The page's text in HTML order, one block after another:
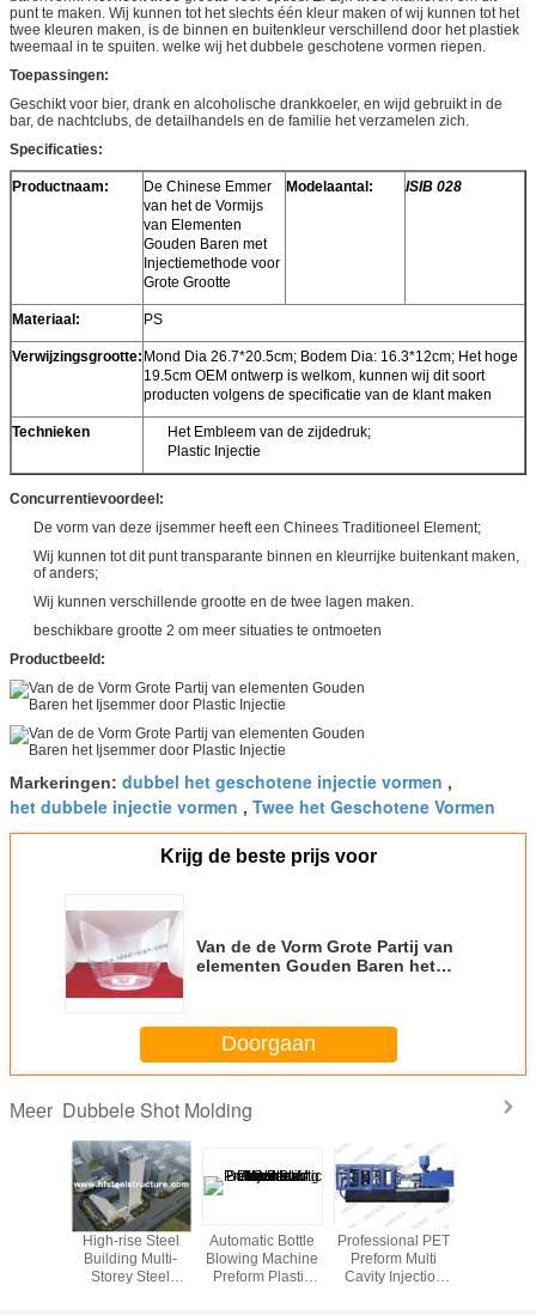
punt te maken. Wij kunnen tot het slechts één kleur maken of wij kunnen tot het
twee kleuren maken, is de binnen en buitenkleur verschillend door het plastiek
tweemaal in te spuiten. welke wij het dubbele geschotene vormen riepen.
Toepassingen:
Geschikt voor bier, drank en alcoholische drankkoeler, en wijd gebruikt in de
bar, de nachtclubs, de detailhandels en de familie het verzamelen zich.
Specificaties:
Productnaam:
De Chinese Emmer
van het de Vormijs
van Elementen
Gouden Baren met
Injectiemethode voor
Grote Grootte
Modelaantal: ISIB 028
Materiaal: PS
Verwijzingsgrootte: Mond Dia 26.7*20.5cm; Bodem Dia: 16.3*12cm; Het hoge
19.5cm OEM ontwerp is welkom, kunnen wij dit soort
producten volgens de specificatie van de klant maken
Technieken
Het Embleem van de zijdedruk;
Plastic Injectie
Concurrentievoordeel:
De vorm van deze ijsemmer heeft een Chinees Traditioneel Element;
Wij kunnen tot dit punt transparante binnen en kleurrijke buitenkant maken,
of anders;
Wij kunnen verschillende grootte en de twee lagen maken.
beschikbare grootte 2 om meer situaties te ontmoeten
Productbeeld:
Markeringen: dubbel het geschotene injectie vormen ,
het dubbele injectie vormen , Twee het Geschotene Vormen
Krijg de beste prijs voor
Van de de Vorm Grote Partij van
elementen Gouden Baren het
Doorgaan
Meer Dubbele Shot Molding
High-rise Steel
Building Multi-
Storey Steel
Automatic Bottle
Blowing Machine
Preform Plastic
Professional PET
Preform Multi
Cavity Injection